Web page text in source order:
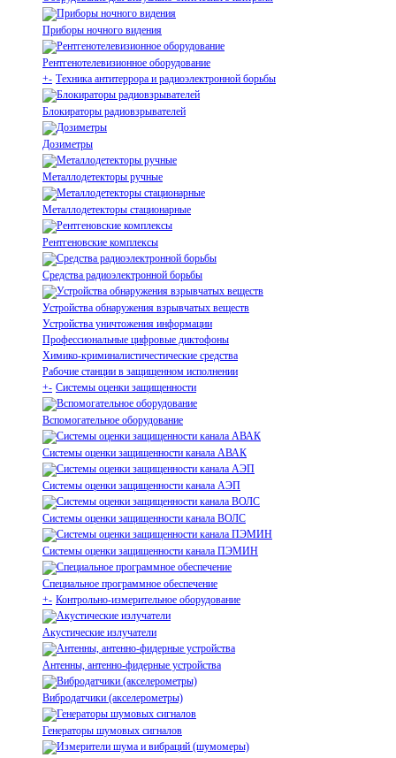
Приборы ночного видения
Рентгенотелевизионное оборудование
+- Техника антитеррора и радиоэлектронной борьбы
Блокираторы радиовзрывателей
Дозиметры
Металлодетекторы ручные
Металлодетекторы стационарные
Рентгеновские комплексы
Средства радиоэлектронной борьбы
Устройства обнаружения взрывчатых веществ
Устройства уничтожения информации
Профессиональные цифровые диктофоны
Химико-криминалистичестические средства
Рабочие станции в защищенном исполнении
+- Системы оценки защищенности
Вспомогательное оборудование
Системы оценки защищенности канала АВАК
Системы оценки защищенности канала АЭП
Системы оценки защищенности канала ВОЛС
Системы оценки защищенности канала ПЭМИН
Специальное программное обеспечение
+- Контрольно-измерительное оборудование
Акустические излучатели
Антенны, антенно-фидерные устройства
Вибродатчики (акселерометры)
Генераторы шумовых сигналов